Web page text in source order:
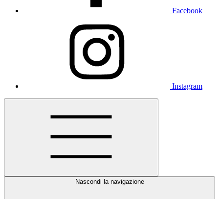
Facebook
Instagram
Nascondi la navigazione